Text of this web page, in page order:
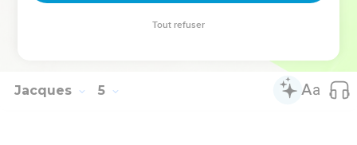
© Société biblique française – Bibli’O, 1997, avec autorisation. Pour vous procurer
Jacques 5
Tout refuser